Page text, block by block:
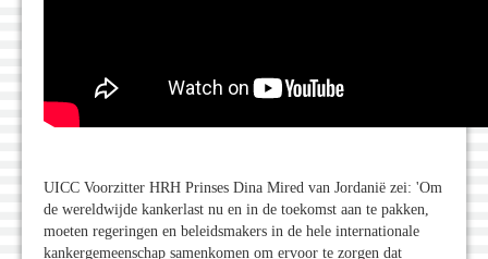
UICC Voorzitter HRH Prinses Dina Mired van Jordanië zei: 'Om
de wereldwijde kankerlast nu en in de toekomst aan te pakken,
moeten regeringen en beleidsmakers in de hele internationale
kankergemeenschap samenkomen om ervoor te zorgen dat